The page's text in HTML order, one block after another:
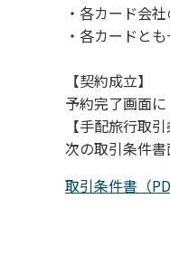
（４）キ
・各カード会
・各カードと
【契約成立】
予約完了画面
【手配旅行取引
次の取引条件
取引条件書（